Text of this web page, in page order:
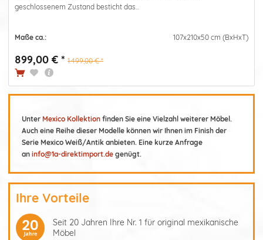
geschlossenem Zustand besticht das...
Maße ca.: 107x210x50 cm (BxHxT)
899,00 € * 1.499,00 € *
Unter Mexico Kollektion finden Sie eine Vielzahl weiterer Möbel.
Auch eine Reihe dieser Modelle können wir Ihnen im Finish der
Serie Mexico Weiß/Antik anbieten. Eine kurze Anfrage
an info@1a-direktimport.de genügt.
Ihre Vorteile
Seit 20 Jahren Ihre Nr. 1 für original mexikanische
Möbel